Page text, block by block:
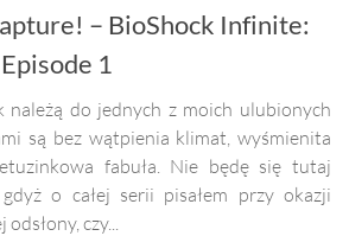
– BioShock Infinite:
1
należą do jednych z moich ulubionych
są bez wątpienia klimat, wyśmienita
fabuła. Nie będę się tutaj
gdyż o całej serii pisałem przy okazji
czy...